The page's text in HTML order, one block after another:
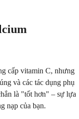
cấp vitamin C, nhưng
và các tác dụng phụ
là "tốt hơn" – sự lựa
nạp của bạn.